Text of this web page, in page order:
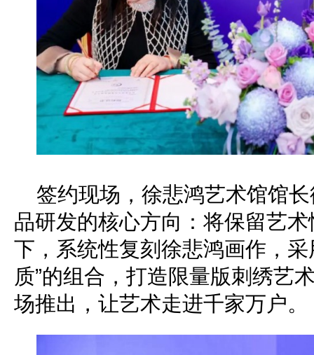
签约现场，徐悲鸿艺术馆馆
品研发的核心方向：将保留艺
下，系统性复刻徐悲鸿画作，
质”的组合，打造限量版刺绣艺
场推出，让艺术走进千家万户。